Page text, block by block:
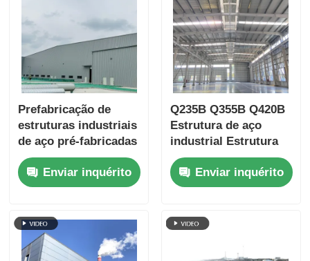
Prefabricação de
estruturas industriais
de aço pré-fabricadas
Enviar inquérito
Q235B Q355B Q420B
Estrutura de aço
industrial Estrutura
AISC padrão
personalizado
Enviar inquérito